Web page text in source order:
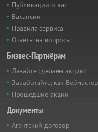
Публикации о нас
Вакансии
Правила сервиса
Ответы на вопросы
Бизнес-Партнёрам
Давайте сделаем акцию!
Заработайте, как Вебмастер
Прошедшие акции
Документы
Агентский договор